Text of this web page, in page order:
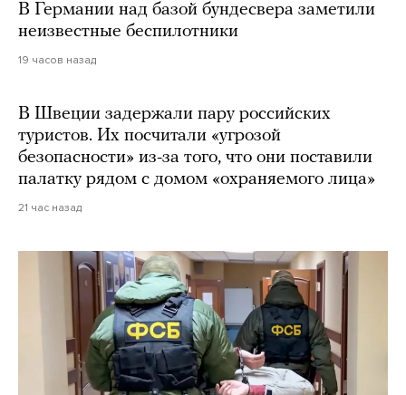
В Германии над базой бундесвера заметили
неизвестные беспилотники
19 часов назад
В Швеции задержали пару российских
туристов. Их посчитали «угрозой
безопасности» из-за того, что они поставили
палатку рядом с домом «охраняемого лица»
21 час назад